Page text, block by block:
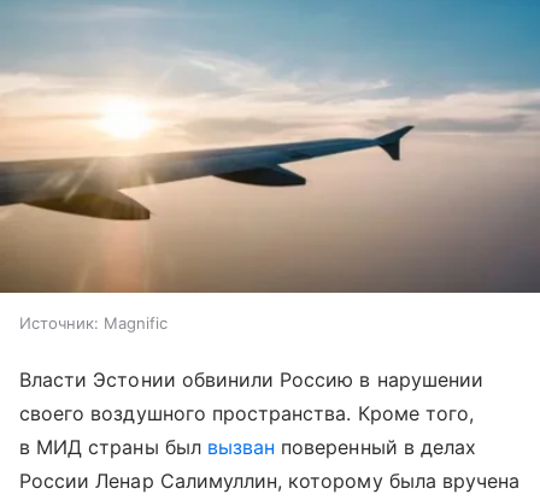
Источник: Magnific
Власти Эстонии обвинили Россию в нарушении
своего воздушного пространства. Кроме того,
в МИД страны былвызван поверенный в делах
России Ленар Салимуллин, которому была вручена